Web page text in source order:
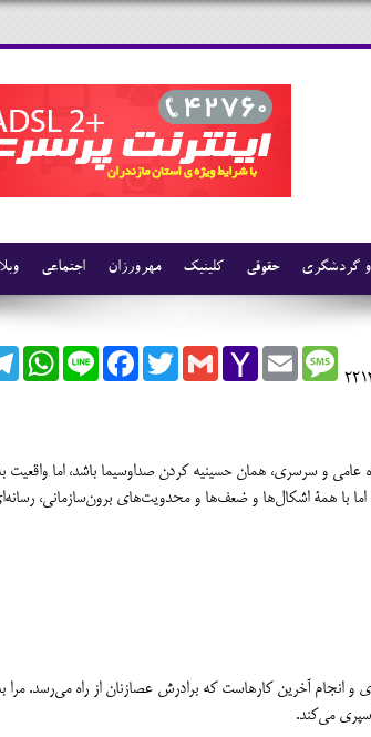
اجتماعی مهرورزان کلینیک حقوقی گردشگری
Line
FacebookTwitterGmailYahoo
Mail
EmailMessage
و سرسری، همان حسینیه کردن صداوسیما باشد، اما واقعیت
اما با همۀ اشکال‌ها و ضعف‌ها و محدویت‌های برون‌سازمانی،
آخرین کارهاست که برادرش عصازنان از راه می‌رسد. مرا
سپری می‌کند.